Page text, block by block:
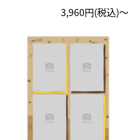
3,960円(税込)〜